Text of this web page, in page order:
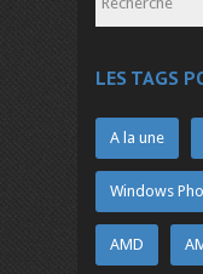
LES TAGS
A la une
Windows
AMD